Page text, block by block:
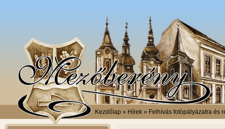
Kezdőlap » Hírek » Felhívás fotópályázatra és